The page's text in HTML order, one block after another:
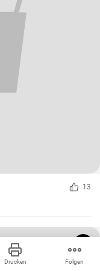
13
Drucken Folgen